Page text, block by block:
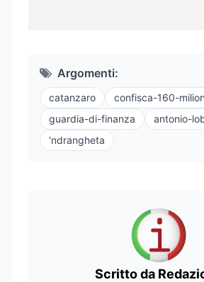
Argomenti:
catanzaro
confisca-160-
guardia-di-finanza
antonio-
'ndrangheta
Scritto da